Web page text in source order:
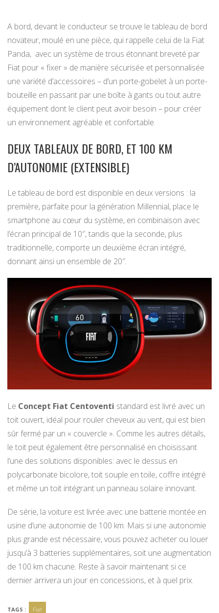
A bord, devant le conducteur se trouve le tableau de bord
novateur, moulé en une pièce, qui rappelle celui de la Fiat
Panda, avec un système de trous étonnant breveté par
Fiat pour « fixer » de manière sécurisée et personnalisée
une variété d’accessoires – d’un porte-gobelet à un porte-
bouteille en passant par une boîte à gants ou tout autre
équipement dont le client peut avoir besoin – pour créer
un environnement agréable et confortable.
DEUX TABLEAUX DE BORD, ET 100 KM
D’AUTONOMIE (EXTENSIBLE)
Le tableau de bord est disponible en deux versions : la
première, parfaite pour la génération Millennial, place le
smartphone au cœur du système, en combinaison avec
l’écran principal de 10″, tandis que la seconde, plus
traditionnelle, comporte un deuxième écran intégré,
donnant ainsi un ensemble de 20″.
Le Concept Fiat Centoventi standard est livré avec un
toit ouvert, idéal pour rouler cheveux au vent, qui est bien
sûr fermé par un « couvercle ». Comme les autres détails,
le toit peut également être personnalisé en choisissant
l’une des solutions disponibles: avec le dessus en
polycarbonate bicolore, toit souple en toile, coffre intégré
et même un toit intégrant un panneau solaire innovant.
De série, la voiture est livrée avec une batterie montée en
usine d’une autonomie de 100 km. Mais si une autonomie
plus grande est nécessaire, vous pouvez acheter ou louer
jusqu’à 3 batteries supplémentaires, soit une augmentation
de 100 km chacune. Reste à savoir maintenant si ce
dernier arrivera un jour en concessions, et à quel prix.
TAGS : Fiat